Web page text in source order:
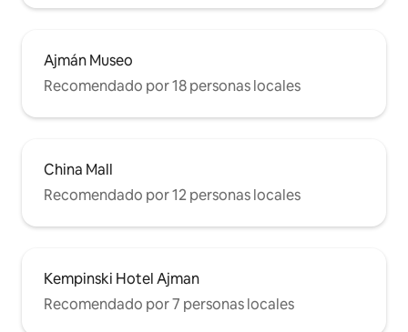
Ajmán Museo
Recomendado por 18 personas locales
China Mall
Recomendado por 12 personas locales
Kempinski Hotel Ajman
Recomendado por 7 personas locales